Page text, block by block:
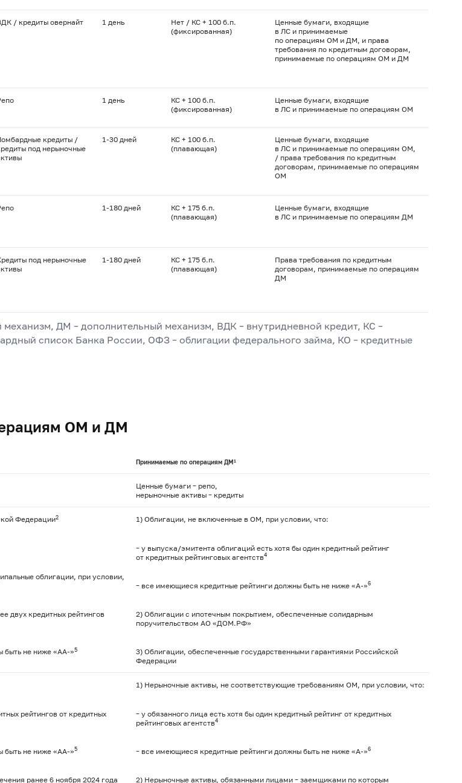
/ кредиты овернайт 1 день
Нет / КС + 100 б.п.
(фиксированная)
Ценные бумаги, входящие
в ЛС и принимаемые
по операциям ОМ и ДМ, и права
требования по кредитным договорам,
принимаемые по операциям ОМ и ДМ
1 день
КС + 100 б.п.
(фиксированная)
Ценные бумаги, входящие
в ЛС и принимаемые по операциям ОМ
кредиты /
под нерыночные
1-30дней
КС + 100 б.п.
(плавающая)
Ценные бумаги, входящие
в ЛС и принимаемые по операциям ОМ,
/ права требования по кредитным
договорам, принимаемые по операциям
ОМ
1-180дней
КС + 175 б.п.
(плавающая)
Ценные бумаги, входящие
в ЛС и принимаемые по операциям ДМ
под нерыночные
1-180дней
КС + 175 б.п.
(плавающая)
Права требования по кредитным
договорам, принимаемые по операциям
ДМ
ДМ – дополнительный механизм, ВДК – внутридневной кредит, КС –
список Банка России, ОФЗ – облигации федерального займа, КО – кредитные
ОМ и ДМ
Принимаемые по операциям ДМ 1
Ценные бумаги – репо,
нерыночные активы – кредиты
Федерации2
облигации, при условии,
двух кредитных рейтингов
быть не ниже «АА-»5
1) Облигации, не включенные в ОМ, при условии, что:
– у выпуска/эмитента облигаций есть хотя бы один кредитный рейтинг
от кредитных рейтинговых агентств4
– все имеющиеся кредитные рейтинги должны быть не ниже «А-»6
2) Облигации с ипотечным покрытием, обеспеченные солидарным
поручительством АО «ДОМ.РФ»
3) Облигации, обеспеченные государственными гарантиями Российской
Федерации
рейтингов от кредитных
быть не ниже «АА-»5
ранее 6 ноября 2024 года
1) Нерыночные активы, не соответствующие требованиям ОМ, при условии, что:
– у обязанного лица есть хотя бы один кредитный рейтинг от кредитных
рейтинговых агентств4
– все имеющиеся кредитные рейтинги должны быть не ниже «А-»6
2) Нерыночные активы, обязанными лицами – заемщикамипо которым